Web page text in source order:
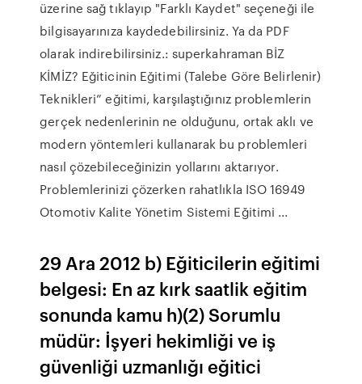
üzerine sağ tıklayıp "Farklı Kaydet" seçeneği ile
bilgisayarınıza kaydedebilirsiniz. Ya da PDF
olarak indirebilirsiniz.: superkahraman BİZ
KİMİZ? Eğiticinin Eğitimi (Talebe Göre Belirlenir)
Teknikleri” eğitimi, karşılaştığınız problemlerin
gerçek nedenlerinin ne olduğunu, ortak aklı ve
modern yöntemleri kullanarak bu problemleri
nasıl çözebileceğinizin yollarını aktarıyor.
Problemlerinizi çözerken rahatlıkla ISO 16949
Otomotiv Kalite Yönetim Sistemi Eğitimi ...
29 Ara 2012 b) Eğiticilerin eğitimi
belgesi: En az kırk saatlik eğitim
sonunda kamu h)(2) Sorumlu
müdür: İşyeri hekimliği ve iş
güvenliği uzmanlığı eğitici